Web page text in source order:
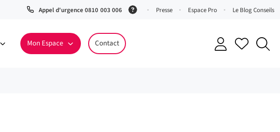
Appel d'urgence 0810 003 006
(ServicePresse Espace Pro Le Blog Conseils
Mon Espace Contact